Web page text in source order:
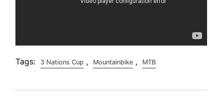
Tags: 3 Nations Cup , Mountainbike , MTB